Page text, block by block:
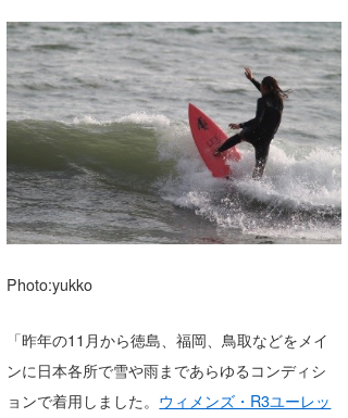
Photo:yukko
「昨年の11月から徳島、福岡、鳥取などをメイ
ンに日本各所で雪や雨まであらゆるコンディシ
ョンで着用しました。 ウィメンズ・R3ユーレッ